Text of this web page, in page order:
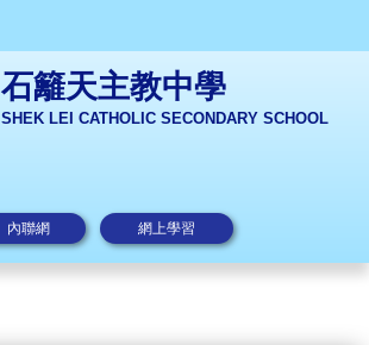
石籬天主教中學
SHEK LEI CATHOLIC SECONDARY SCHOOL
內聯網 網上學習